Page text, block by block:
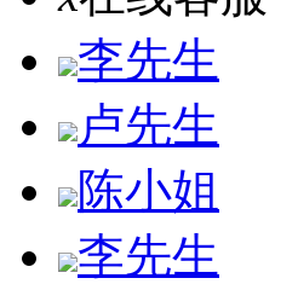
李先生
卢先生
陈小姐
李先生